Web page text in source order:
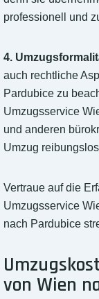
professionell und
4.
auch rechtliche
Pardubice zu
Umzugsservice
und anderen
Umzug
Vertraue auf die
Umzugsservice
nach Pardubice
von Wien